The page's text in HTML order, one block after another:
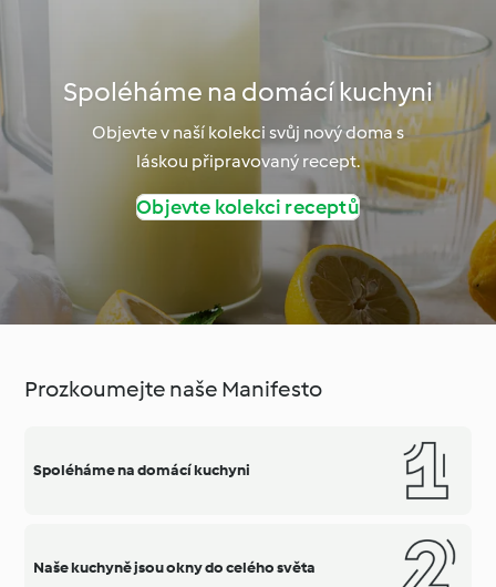
Spoléháme na domácí kuchyni
Objevte v naší kolekci svůj nový doma s
láskou připravovaný recept.
Objevte kolekci receptů
Prozkoumejte naše Manifesto
Spoléháme na domácí kuchyni
Naše kuchyně jsou okny do celého světa